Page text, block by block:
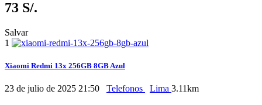
73 S/.
Salvar
1
Xiaomi Redmi 13x 256GB 8GB Azul
23 de julio de 2025 21:50 Telefonos Lima 3.11km